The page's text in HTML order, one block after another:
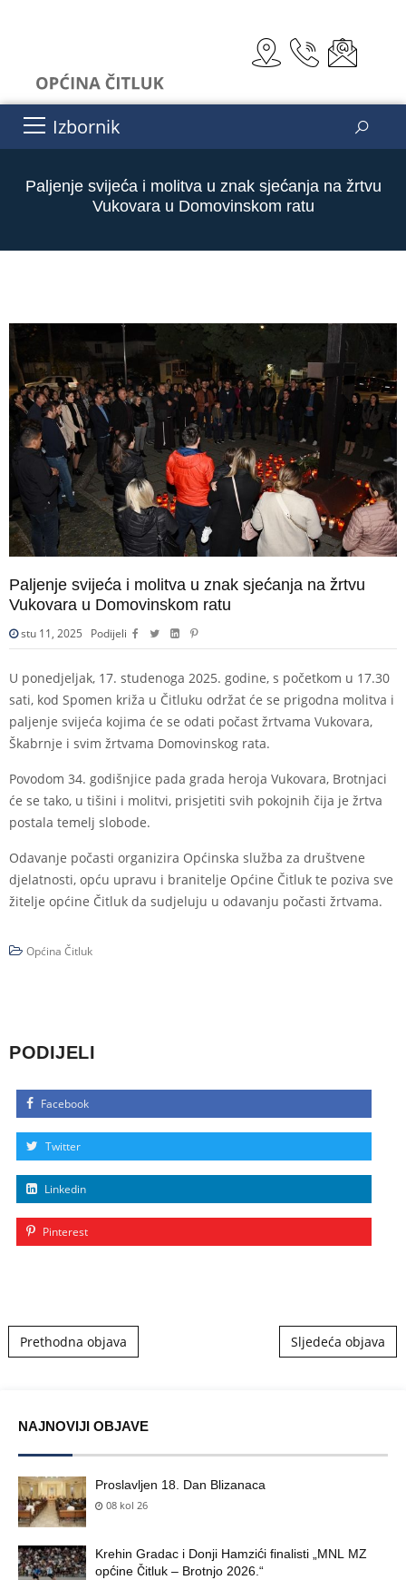
Izbornik
Paljenje svijeća i molitva u znak sjećanja na žrtvu
Vukovara u Domovinskom ratu
Paljenje svijeća i molitva u znak sjećanja na žrtvu
Vukovara u Domovinskom ratu
stu 11, 2025 Podijeli
U ponedjeljak, 17. studenoga 2025. godine, s početkom u 17.30
sati, kod Spomen križa u Čitluku održat će se prigodna molitva i
paljenje svijeća kojima će se odati počast žrtvama Vukovara,
Škabrnje i svim žrtvama Domovinskog rata.
Povodom 34. godišnjice pada grada heroja Vukovara, Brotnjaci
će se tako, u tišini i molitvi, prisjetiti svih pokojnih čija je žrtva
postala temelj slobode.
Odavanje počasti organizira Općinska služba za društvene
djelatnosti, opću upravu i branitelje Općine Čitluk te poziva sve
žitelje općine Čitluk da sudjeluju u odavanju počasti žrtvama.
Općina Čitluk
PODIJELI
Facebook
Twitter
Linkedin
Pinterest
Post navigation
Prethodna objava Sljedeća objava
NAJNOVIJI OBJAVE
Proslavljen 18. Dan Blizanaca
08 kol 26
Krehin Gradac i Donji Hamzići finalisti „MNL MZ
općine Čitluk – Brotnjo 2026.“